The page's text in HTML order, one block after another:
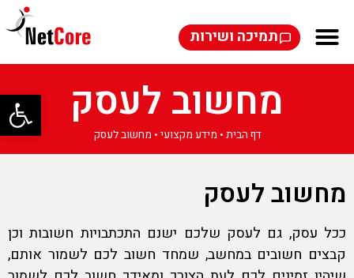
פתח
תמיכה ושירות
מחשוב לעסק
דף הבית • מידע מקצועי • מחשוב לעסק
מחשוב לעסק
ככל עסק, גם לעסק שלכם ישנם התכתבויות חשובות וכן
קבצים חשובים במחשב, שמחד חשוב לכם לשמור אותם,